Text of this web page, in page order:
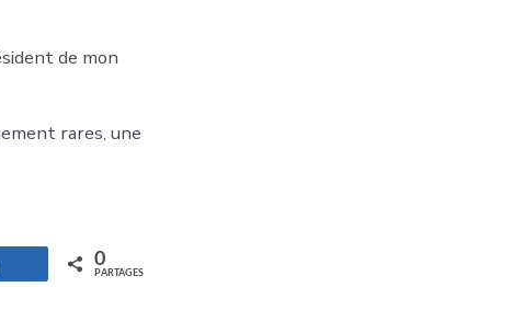
de mon
rares, une
Partagez 0
PARTAGES